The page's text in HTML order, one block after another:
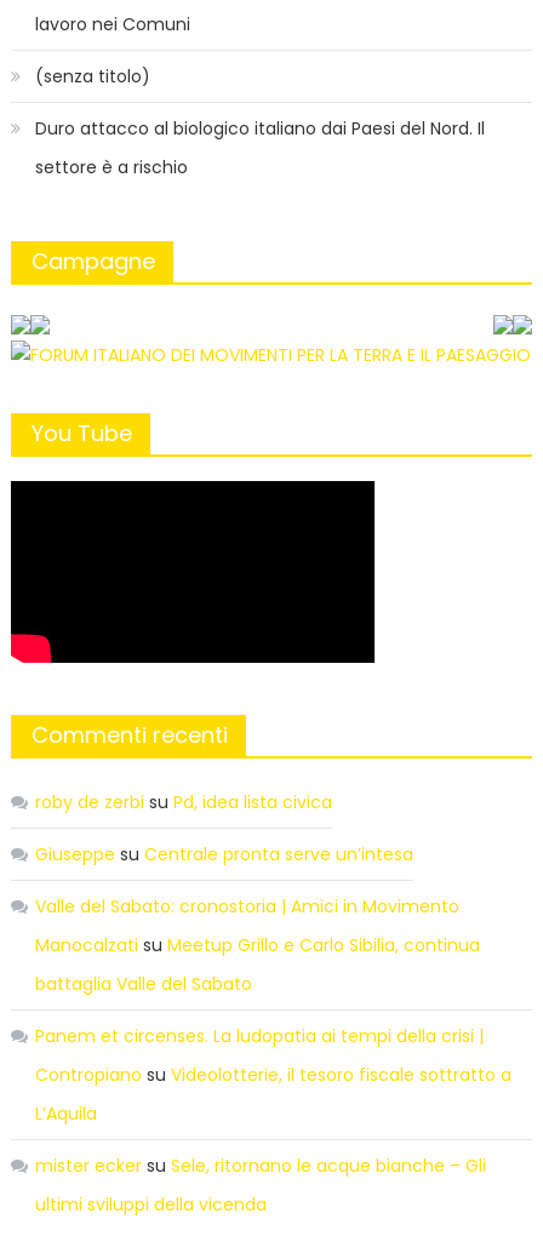
lavoro nei Comuni
(senza titolo)
Duro attacco al biologico italiano dai Paesi del Nord. Il
settore è a rischio
Campagne
You Tube
Commenti recenti
roby de zerbi su Pd, idea lista civica
Giuseppe su Centrale pronta serve un’intesa
Valle del Sabato: cronostoria | Amici in Movimento
Manocalzati su Meetup Grillo e Carlo Sibilia, continua
battaglia Valle del Sabato
Panem et circenses. La ludopatia ai tempi della crisi |
Contropiano su Videolotterie, il tesoro fiscale sottratto a
L’Aquila
mister eckersu Sele, ritornano le acque bianche – Gli
ultimi sviluppi della vicenda